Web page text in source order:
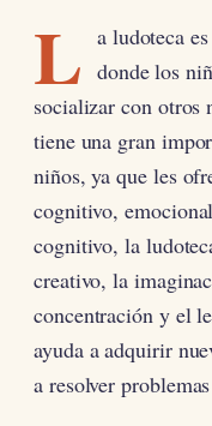
L a ludoteca
donde los
socializar con otros
tiene una gran
niños, ya que les
cognitivo,
cognitivo, la
creativo, la
concentración y el
ayuda a adquirir
a resolver